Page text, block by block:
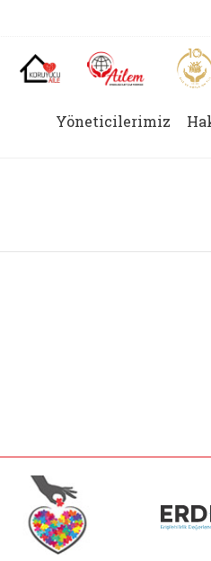
açılır)
144 (yeni sekmede açılır)
Koruyucu Aile (yeni sekmede
AİLEM
Yöneticilerimiz